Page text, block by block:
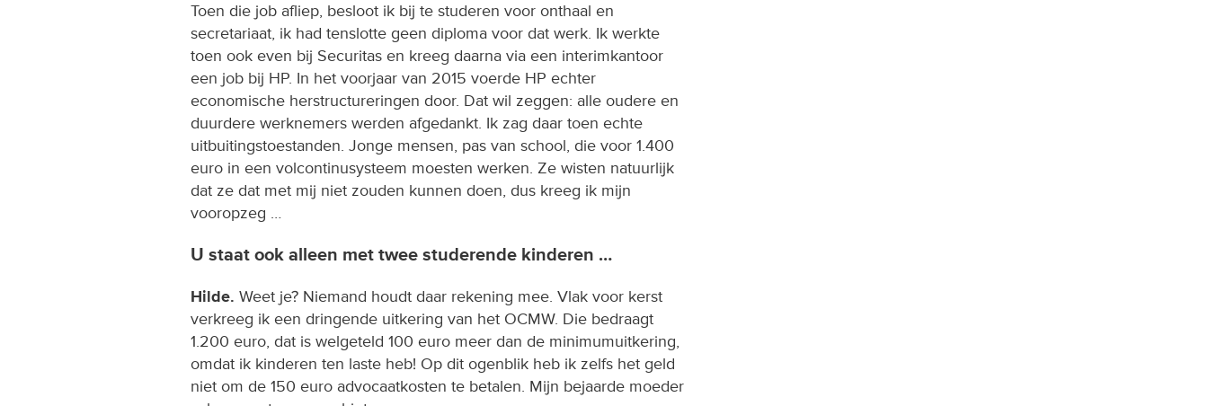
Toen die job afliep, besloot ik bij te studeren voor onthaal en
secretariaat, ik had tenslotte geen diploma voor dat werk. Ik werkte
toen ook even bij Securitas en kreeg daarna via een interimkantoor
een job bij HP. In het voorjaar van 2015 voerde HP echter
economische herstructureringen door. Dat wil zeggen: alle oudere en
duurdere werknemers werden afgedankt. Ik zag daar toen echte
uitbuitingstoestanden. Jonge mensen, pas van school, die voor 1.400
euro in een volcontinusysteem moesten werken. Ze wisten natuurlijk
dat ze dat met mij niet zouden kunnen doen, dus kreeg ik mijn
vooropzeg …
U staat ook alleen met twee studerende kinderen …
Hilde. Weet je? Niemand houdt daar rekening mee. Vlak voor kerst
verkreeg ik een dringende uitkering van het OCMW. Die bedraagt
1.200 euro, dat is welgeteld 100 euro meer dan de minimumuitkering,
omdat ik kinderen ten laste heb! Op dit ogenblik heb ik zelfs het geld
niet om de 150 euro advocaatkosten te betalen. Mijn bejaarde moeder